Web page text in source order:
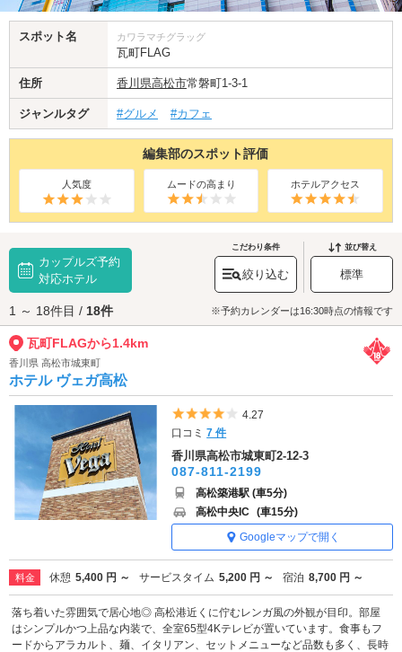
スポット名 カワラマチグラッグ
瓦町FLAG
住所 香川県高松市常磐町1-3-1
ジャンルタグ #グルメ #カフェ
編集部のスポット評価
人気度 ムードの高まり ホテルアクセス
カップルズ予約
対応ホテル
こだわり条件
絞り込む
並び替え
標準
1 ～ 18件目 / 18件 ※予約カレンダーは16:30時点の情報です
瓦町FLAGから1.4km
香川県 高松市城東町
ホテル ヴェガ高松
5つ星のうち4
4.27
口コミ7 件
香川県高松市城東町2-12-3
087-811-2199
高松築港駅 (車5分)
高松中央IC (車15分)
Googleマップで開く
料金 休憩 5,400 円 ～ サービスタイム 5,200 円 ～ 宿泊 8,700 円 ～
落ち着いた雰囲気で居心地◎ 高松港近くに佇むレンガ風の外観が目印。部屋
はシンプルかつ上品な内装で、全室65型4Kテレビが置いています。食事もフ
ードからアラカルト、麺、イタリアン、セットメニューなど品数も多く、長時